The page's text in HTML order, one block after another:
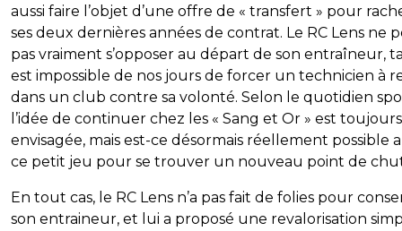
aussi faire l’objet d’une offre de « transfert » pour
ses deux dernières années de contrat. Le RC Lens ne
pas vraiment s’opposer au départ de son entraîneur,
est impossible de nos jours de forcer un technicien à
dans un club contre sa volonté. Selon le quotidien
l’idée de continuer chez les « Sang et Or » est toujours
envisagée, mais est-ce désormais réellement possible
ce petit jeu pour se trouver un nouveau point de
En tout cas, le RC Lens n’a pas fait de folies pour
son entraineur, et lui a proposé une revalorisation